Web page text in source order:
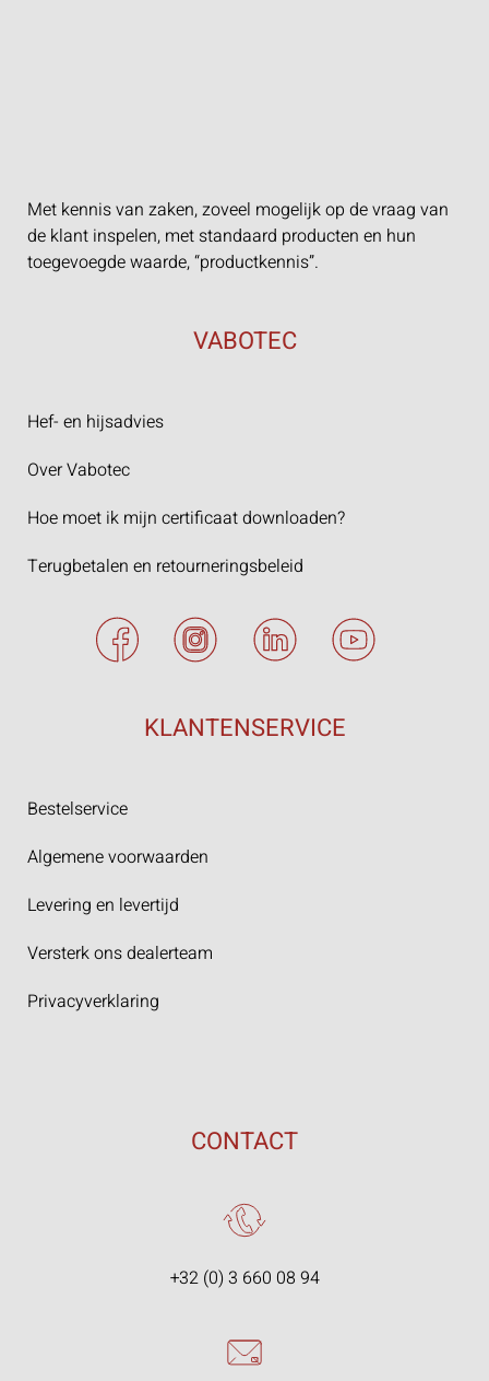
Met kennis van zaken, zoveel mogelijk op de vraag van
de klant inspelen, met standaard producten en hun
toegevoegde waarde, “productkennis”.
VABOTEC
Hef- en hijsadvies
Over Vabotec
Hoe moet ik mijn certificaat downloaden?
Terugbetalen en retourneringsbeleid
KLANTENSERVICE
Bestelservice
Algemene voorwaarden
Levering en levertijd
Versterk ons dealerteam
Privacyverklaring
CONTACT
+32 (0) 3 660 08 94